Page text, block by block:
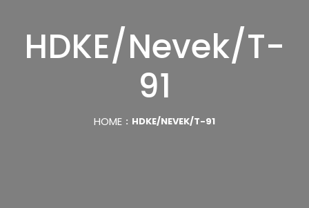
HDKE/Nevek/T-
91
HOME HDKE/NEVEK/T-91